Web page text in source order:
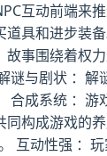
互动前端来
道具和进步装
故事围绕着权
谜与剧状 ：
合成系统 ：
同构成游戏的
互动性强 ：